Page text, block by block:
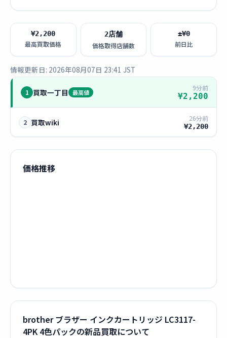
¥2,200
最高買取価格
2店舗
価格取得店舗数
±¥0
前日比
情報更新日: 2026年08月07日 23:41 JST
1 買取一丁目 最高値
9分前
¥2,200
2 買取wiki 26分前
¥2,200
価格推移
brother ブラザー インクカートリッジ LC3117-
4PK 4色パックの新品買取について